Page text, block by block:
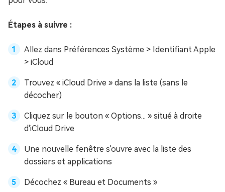
Étapes à suivre :
Allez dans Préférences Système > Identifiant Apple
> iCloud
Trouvez « iCloud Drive » dans la liste (sans le
décocher)
Cliquez sur le bouton « Options... » situé à droite
d'iCloud Drive
Une nouvelle fenêtre s'ouvre avec la liste des
dossiers et applications
Décochez « Bureau et Documents »